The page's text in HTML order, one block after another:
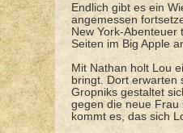
Endlich gibt es ein
angemessen
New York-
Seiten im Big Apple
Mit Nathan holt Lou
bringt. Dort erwarten
Gropniks gestaltet
gegen die neue Frau
kommt es, das sich